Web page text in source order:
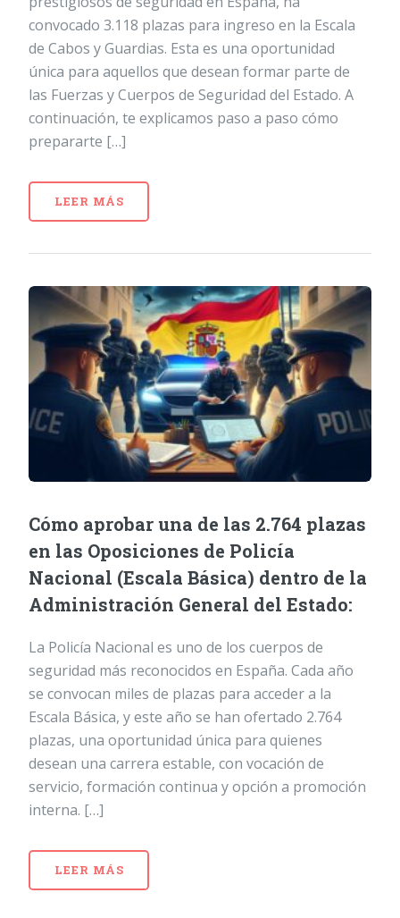
convocado 3.118 plazas para ingreso en la Escala
de Cabos y Guardias. Esta es una oportunidad
única para aquellos que desean formar parte de
las Fuerzas y Cuerpos de Seguridad del Estado. A
continuación, te explicamos paso a paso cómo
prepararte […]
LEER MÁS
Cómo aprobar una de las 2.764 plazas
en las Oposiciones de Policía
Nacional (Escala Básica) dentro de la
Administración General del Estado:
La Policía Nacional es uno de los cuerpos de
seguridad más reconocidos en España. Cada año
se convocan miles de plazas para acceder a la
Escala Básica, y este año se han ofertado 2.764
plazas, una oportunidad única para quienes
desean una carrera estable, con vocación de
servicio, formación continua y opción a promoción
interna. […]
LEER MÁS